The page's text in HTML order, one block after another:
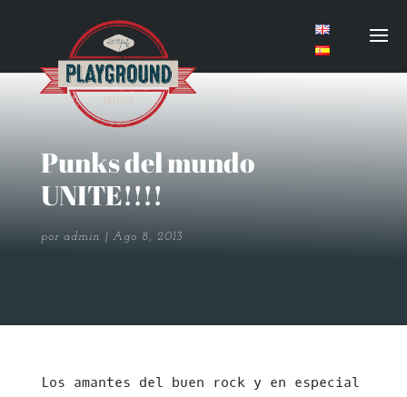
Punks del mundo
UNITE!!!!
por admin Ago 8, 2013
Los amantes del buen rock y en especial